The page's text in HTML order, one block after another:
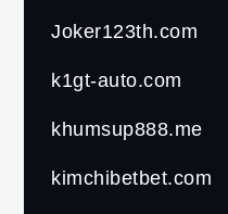
Joker123th.com
k1gt-auto.com
khumsup888.me
kimchibetbet.com